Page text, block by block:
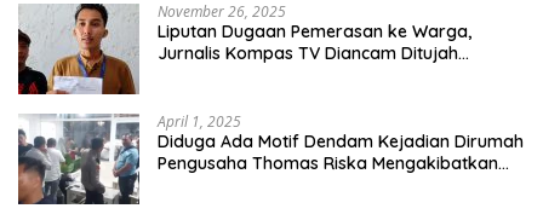
November 26, 2025
Liputan Dugaan Pemerasan ke Warga,
Jurnalis Kompas TV Diancam Ditujah
April 1, 2025
Diduga Ada Motif Dendam Kejadian Dirumah
Pengusaha Thomas Riska Mengakibatkan